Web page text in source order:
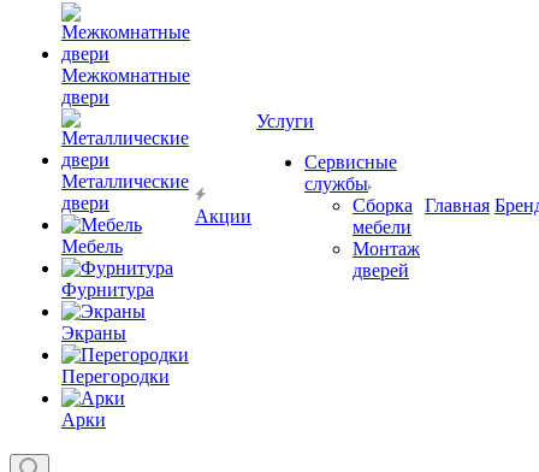
Межкомнатные
двери
Металлические
двери
Мебель
Фурнитура
Экраны
Перегородки
Арки
Акции
Услуги
Сервисные
службы
Сборка
мебели
Монтаж
дверей
Главная